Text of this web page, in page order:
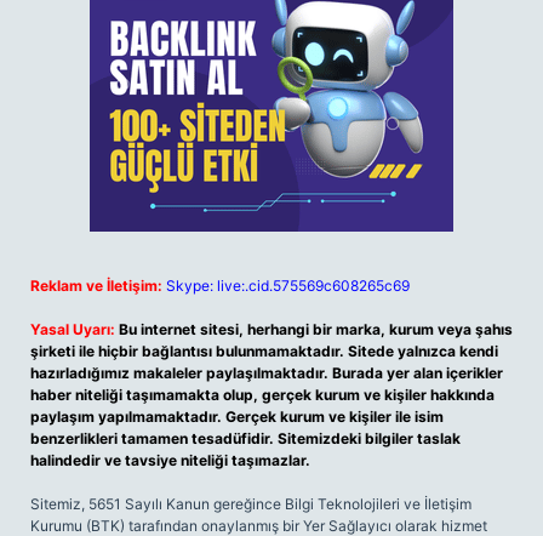
Reklam ve İletişim: Skype: live:.cid.575569c608265c69
Yasal Uyarı: Bu internet sitesi, herhangi bir marka, kurum veya şahıs
şirketi ile hiçbir bağlantısı bulunmamaktadır. Sitede yalnızca kendi
hazırladığımız makaleler paylaşılmaktadır. Burada yer alan içerikler
haber niteliği taşımamakta olup, gerçek kurum ve kişiler hakkında
paylaşım yapılmamaktadır. Gerçek kurum ve kişiler ile isim
benzerlikleri tamamen tesadüfidir. Sitemizdeki bilgiler taslak
halindedir ve tavsiye niteliği taşımazlar.
Sitemiz, 5651 Sayılı Kanun gereğince Bilgi Teknolojileri ve İletişim
Kurumu (BTK) tarafından onaylanmış bir Yer Sağlayıcı olarak hizmet